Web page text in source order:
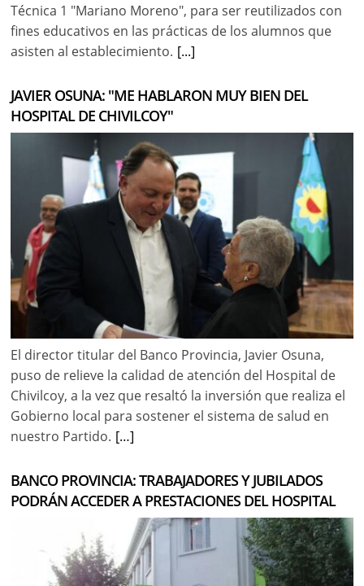
Técnica 1 "Mariano Moreno", para ser reutilizados con
fines educativos en las prácticas de los alumnos que
asisten al establecimiento. [...]
JAVIER OSUNA: "ME HABLARON MUY BIEN DEL
HOSPITAL DE CHIVILCOY"
El director titular del Banco Provincia, Javier Osuna,
puso de relieve la calidad de atención del Hospital de
Chivilcoy, a la vez que resaltó la inversión que realiza el
Gobierno local para sostener el sistema de salud en
nuestro Partido. […]
BANCO PROVINCIA: TRABAJADORES Y JUBILADOS
PODRÁN ACCEDER A PRESTACIONES DEL HOSPITAL